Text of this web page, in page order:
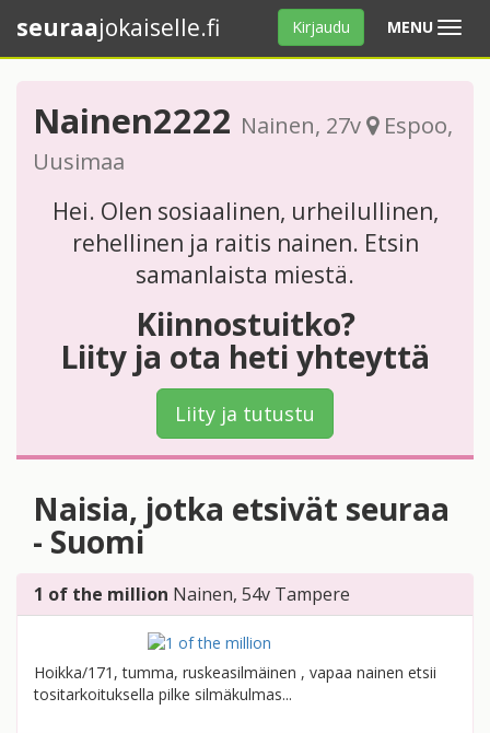
MENU Avaa
valikko
seuraajokaiselle.fi Kirjaudu
Nainen2222 Nainen, 27v Espoo,
Uusimaa
Hei. Olen sosiaalinen, urheilullinen,
rehellinen ja raitis nainen. Etsin
samanlaista miestä.
Kiinnostuitko?
Liity ja ota heti yhteyttä
Liity ja tutustu
Naisia, jotka etsivät seuraa
- Suomi
1 of the million Nainen, 54v Tampere
Hoikka/171, tumma, ruskeasilmäinen , vapaa nainen etsii
tositarkoituksella pilke silmäkulmas...